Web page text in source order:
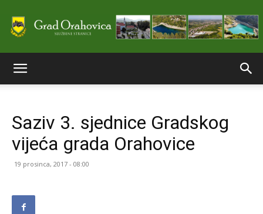
stranice
Saziv 3. sjednice Gradskog
vijeća grada Orahovice
19 prosinca, 2017 - 08:00